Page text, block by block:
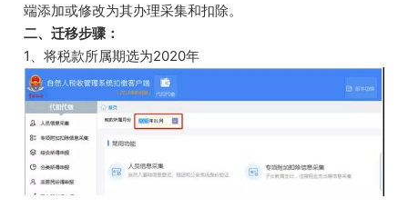
端添加或修改为其办理采集和扣除。
二、迁移步骤：
1、将税款所属期选为2020年